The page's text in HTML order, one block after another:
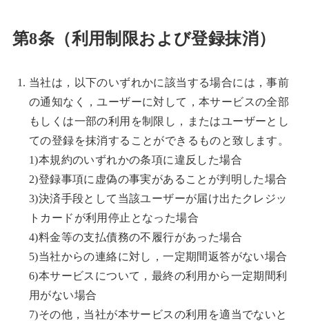
第8条（利用制限および登録抹消）
当社は，以下のいずれかに該当する場合には，事前
の通知なく，ユーザーに対して，本サービスの全部
もしくは一部の利用を制限し，またはユーザーとし
ての登録を抹消することができるものと致します。
1)本規約のいずれかの条項に違反した場合
2)登録事項に虚偽の事実があることが判明した場合
3)決済手段として当該ユーザーが届け出たクレジッ
トカードが利用停止となった場合
4)料金等の支払債務の不履行があった場合
5)当社からの連絡に対し，一定期間返答がない場合
6)本サービスについて，最終の利用から一定期間利
用がない場合
7)その他，当社が本サービスの利用を適当でないと